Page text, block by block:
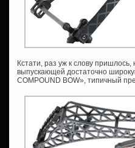
Кстати, раз уж к слову
выпускающей достаточно
COMPOUND BOW», типичный